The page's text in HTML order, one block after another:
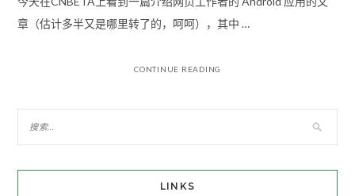
章（估计多半又是哪里转了的，呵呵），其中 …
CONTINUE READING
LINKS